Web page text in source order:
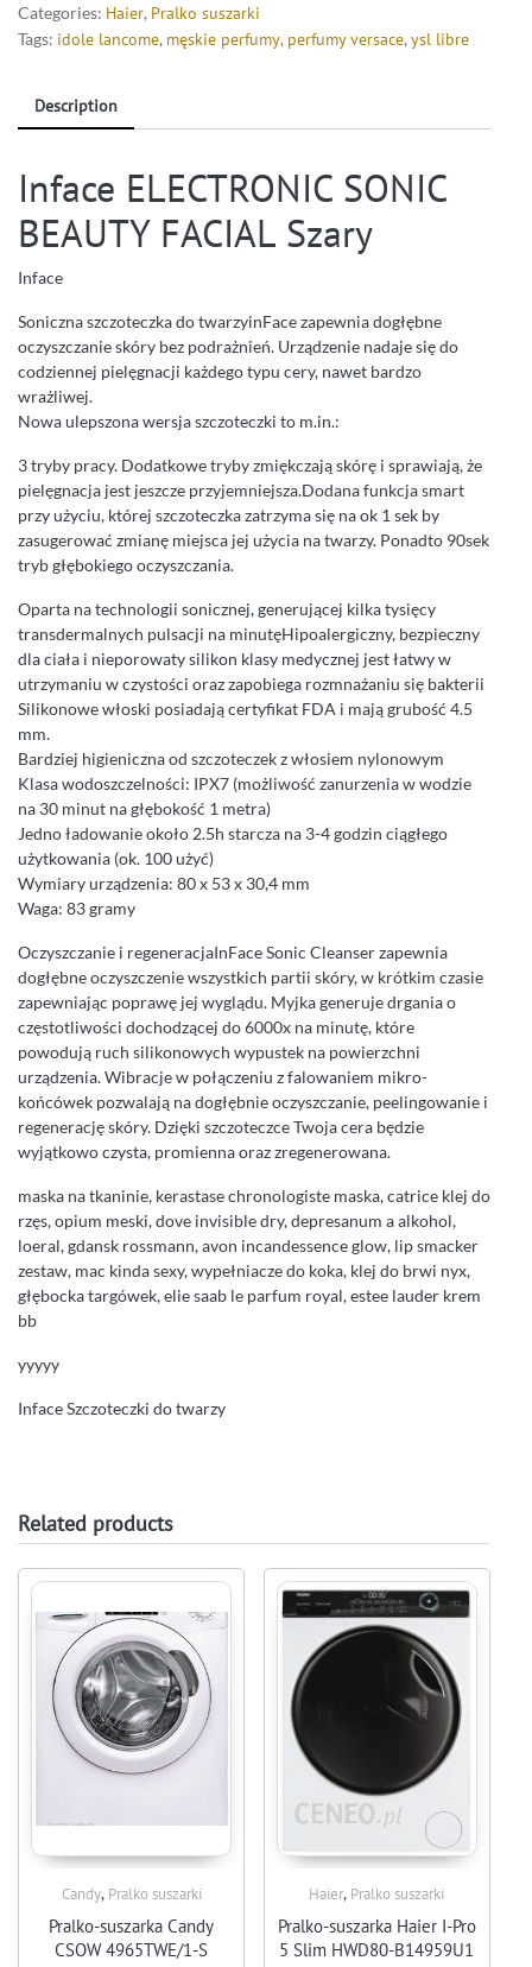
Categories: Haier, Pralko suszarki
Tags: idole lancome, męskie perfumy, perfumy versace, ysl libre
Description
Inface ELECTRONIC SONIC
BEAUTY FACIAL Szary
Inface
Soniczna szczoteczka do twarzyinFace zapewnia dogłębne
oczyszczanie skóry bez podrażnień. Urządzenie nadaje się do
codziennej pielęgnacji każdego typu cery, nawet bardzo
wrażliwej.
Nowa ulepszona wersja szczoteczki to m.in.:
3 tryby pracy. Dodatkowe tryby zmiękczają skórę i sprawiają, że
pielęgnacja jest jeszcze przyjemniejsza.Dodana funkcja smart
przy użyciu, której szczoteczka zatrzyma się na ok 1 sek by
zasugerować zmianę miejsca jej użycia na twarzy. Ponadto 90sek
tryb głębokiego oczyszczania.
Oparta na technologii sonicznej, generującej kilka tysięcy
transdermalnych pulsacji na minutęHipoalergiczny, bezpieczny
dla ciała i nieporowaty silikon klasy medycznej jest łatwy w
utrzymaniu w czystości oraz zapobiega rozmnażaniu się bakterii
Silikonowe włoski posiadają certyfikat FDA i mają grubość 4.5
mm.
Bardziej higieniczna od szczoteczek z włosiem nylonowym
Klasa wodoszczelności: IPX7 (możliwość zanurzenia w wodzie
na 30 minut na głębokość 1 metra)
Jedno ładowanie około 2.5h starcza na 3-4 godzin ciągłego
użytkowania (ok. 100 użyć)
Wymiary urządzenia: 80 x 53 x 30,4 mm
Waga: 83 gramy
Oczyszczanie i regeneracjaInFace Sonic Cleanser zapewnia
dogłębne oczyszczenie wszystkich partii skóry, w krótkim czasie
zapewniając poprawę jej wyglądu. Myjka generuje drgania o
częstotliwości dochodzącej do 6000x na minutę, które
powodują ruch silikonowych wypustek na powierzchni
urządzenia. Wibracje w połączeniu z falowaniem mikro-
końcówek pozwalają na dogłębnie oczyszczanie, peelingowanie i
regenerację skóry. Dzięki szczoteczce Twoja cera będzie
wyjątkowo czysta, promienna oraz zregenerowana.
maska na tkaninie, kerastase chronologiste maska, catrice klej do
rzęs, opium meski, dove invisible dry, depresanum a alkohol,
loeral, gdansk rossmann, avon incandessence glow, lip smacker
zestaw, mac kinda sexy, wypełniacze do koka, klej do brwi nyx,
głębocka targówek, elie saab le parfum royal, estee lauder krem
bb
yyyyy
Inface Szczoteczki do twarzy
Related products
Candy, Pralko suszarki
Pralko-suszarka Candy
CSOW 4965TWE/1-S
Haier, Pralko suszarki
Pralko-suszarka Haier I-Pro
5 Slim HWD80-B14959U1